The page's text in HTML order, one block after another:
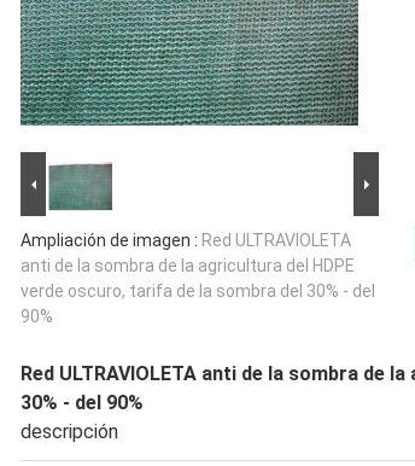
Ampliación de imagen : Red ULTRAVIOLETA
anti de la sombra de la agricultura del HDPE
verde oscuro, tarifa de la sombra del 30% - del
90%
Red ULTRAVIOLETA anti de la sombra de
30% - del 90%
descripción